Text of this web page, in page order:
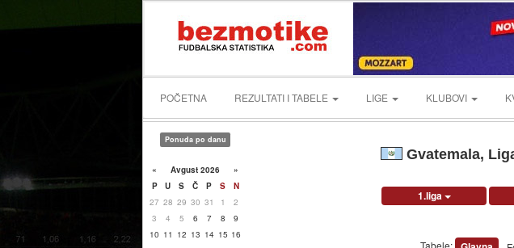
POČETNA REZULTATI I TABELE LIGE KLUBOVI
Ponuda po danu
« Avgust 2026
»
P
U S Č P S
N
27 28 29 30 31 1
2
3
4 5 6 7 8
9
10 11 12 13 14 15 16
Gvatemala,
1.liga
Tabele: